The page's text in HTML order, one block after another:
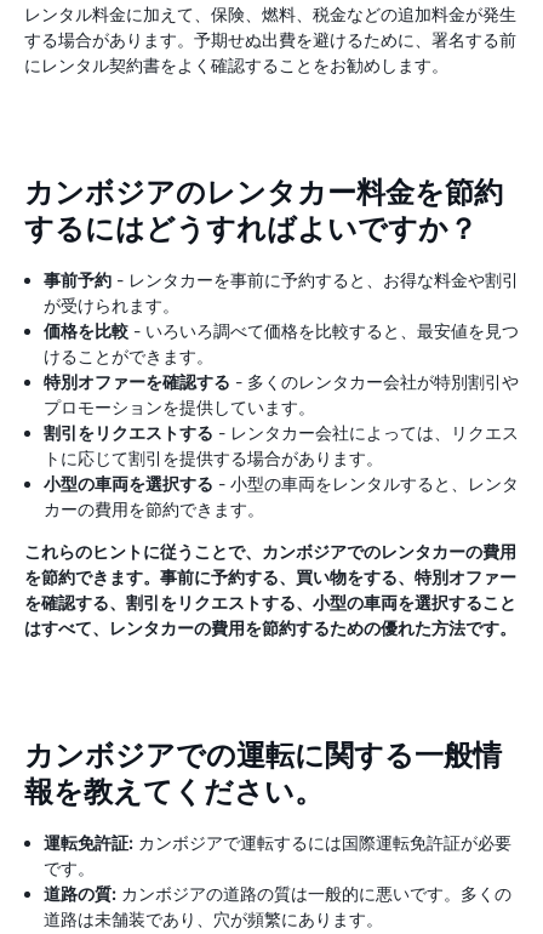
レンタル料金に加えて、保険、燃料、税金などの追加料金が発生
する場合があります。予期せぬ出費を避けるために、署名する前
にレンタル契約書をよく確認することをお勧めします。
カンボジアのレンタカー料金を節約
するにはどうすればよいですか？
事前予約 - レンタカーを事前に予約すると、お得な料金や割引
が受けられます。
価格を比較 - いろいろ調べて価格を比較すると、最安値を見つ
けることができます。
特別オファーを確認する - 多くのレンタカー会社が特別割引や
プロモーションを提供しています。
割引をリクエストする - レンタカー会社によっては、リクエス
トに応じて割引を提供する場合があります。
小型の車両を選択する - 小型の車両をレンタルすると、レンタ
カーの費用を節約できます。
これらのヒントに従うことで、カンボジアでのレンタカーの費用
を節約できます。事前に予約する、買い物をする、特別オファー
を確認する、割引をリクエストする、小型の車両を選択すること
はすべて、レンタカーの費用を節約するための優れた方法です。
カンボジアでの運転に関する一般情
報を教えてください。
運転免許証: カンボジアで運転するには国際運転免許証が必要
です。
道路の質: カンボジアの道路の質は一般的に悪いです。多くの
道路は未舗装であり、穴が頻繁にあります。